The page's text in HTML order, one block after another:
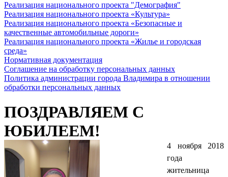
Реализация национального проекта "Демография"
Реализация национального проекта «Культура»
Реализация национального проекта «Безопасные и
качественные автомобильные дороги»
Реализация национального проекта «Жилье и городская
среда»
Нормативная документация
Соглашение на обработку персональных данных
Политика администрации города Владимира в отношении
обработки персональных данных
ПОЗДРАВЛЯЕМ С
ЮБИЛЕЕМ!
4 ноября 2018
года
жительница